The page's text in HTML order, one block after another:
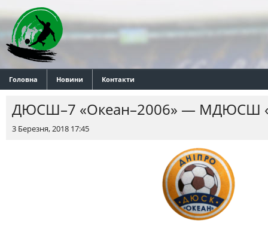
Головна Новини Контакти
ДЮСШ–7 «Океан–2006» — МДЮСШ
3 Березня, 2018 17:45